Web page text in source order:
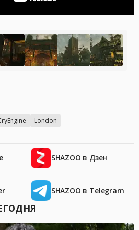
London
SHAZOO в Дзен
SHAZOO в Telegram